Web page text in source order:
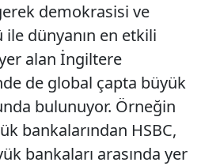
demokrasisi ve
dünyanın en etkili
alan İngiltere
de global çapta büyük
bulunuyor. Örneğin
bankalarından HSBC,
bankaları arasında yer